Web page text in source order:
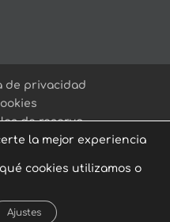
de privacidad
de reserva
| Escape Room en
la mejor experiencia
cookies utilizamos o
Ajustes